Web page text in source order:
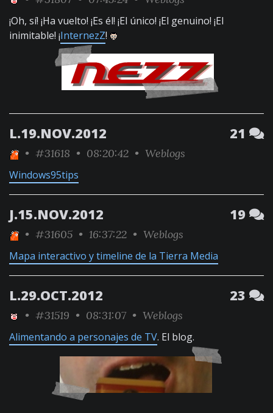
¡Oh, sí! ¡Ha vuelto! ¡Es él! ¡El único! ¡El genuino! ¡El
inimitable! ¡InternezZ!
L.19.NOV.2012 21
• #31618 • 08:20:42 • Weblogs
Windows95tips
J.15.NOV.2012 19
• #31605 • 16:37:22 • Weblogs
Mapa interactivo y timeline de la Tierra Media
L.29.OCT.2012 23
• #31519 • 08:31:07 • Weblogs
Alimentando a personajes de TV. El blog.